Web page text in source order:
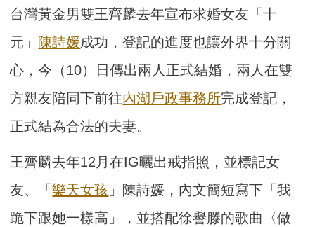
台灣黃金男雙王齊麟去年宣布求婚女友「十
元」 陳詩媛成功，登記的進度也讓外界十分關
心，今（10）日傳出兩人正式結婚，兩人在雙
方親友陪同下前往內湖戶政事務所完成登記，
正式結為合法的夫妻。
王齊麟去年12月在IG曬出戒指照，並標記女
友、「樂天女孩 」陳詩媛，內文簡短寫下「我
跪下跟她一樣高」，並搭配徐譽滕的歌曲〈做